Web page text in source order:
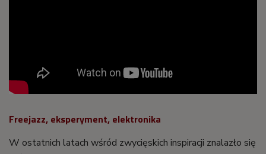
Freejazz, eksperyment, elektronika
W ostatnich latach wśród zwycięskich inspiracji znalazło się